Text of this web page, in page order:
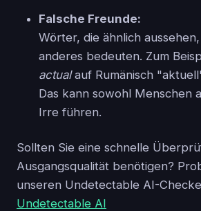
Falsche Freunde:
Wörter, die ähnlich
anderes bedeuten. Zum
actualauf Rumänisch
Das kann sowohl Menschen
Irre führen.
Sollten Sie eine schnelle
Ausgangsqualität benötigen?
unseren Undetectable AI-
Undetectable AI